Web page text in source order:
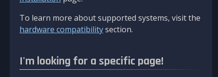
To learn more about supported systems, visit the
hardware compatibilitysection.
I'm looking for a specific page!